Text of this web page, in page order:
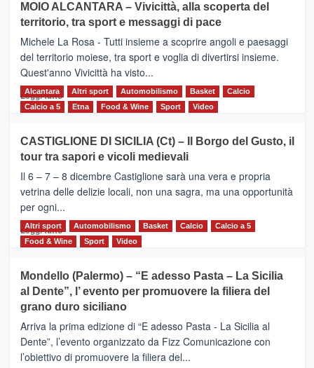
Torna
la
Supermaratona
dell’Etna
MOIO ALCANTARA – Vivicittà, alla scoperta del
territorio, tra sport e messaggi di pace
Michele La Rosa - Tutti insieme a scoprire angoli e paesaggi
del territorio moiese, tra sport e voglia di divertirsi insieme.
Quest'anno Vivicittà ha visto...
Leggi tutto Leggi
MOIO
ALCANTARA
–
Vivicittà,
alla
scoperta
del
territorio,
e
messaggi
di
Alcantara Altri sport Automobilismo Basket
Calcio
Calcio a 5
Etna Food & Wine Sport Video
CASTIGLIONE DI SICILIA (Ct) – Il Borgo del Gusto, il
tour tra sapori e vicoli medievali
Il 6 – 7 – 8 dicembre Castiglione sarà una vera e propria
vetrina delle delizie locali, non una sagra, ma una opportunità
per ogni...
Leggi tuttoLeggi
di
CASTIGLIONE
DI
SICILIA
(Ct)
–
Il
Borgo
Altri sport Automobilismo Basket Calcio
Calcio a 5
Food & Wine
Sport Video
Mondello (Palermo) – “E adesso Pasta – La Sicilia
al Dente”, l’ evento per promuovere la filiera del
grano duro siciliano
Arriva la prima edizione di “E adesso Pasta - La Sicilia al
Dente”, l’evento organizzato da Fizz Comunicazione con
l’obiettivo di promuovere la filiera del...